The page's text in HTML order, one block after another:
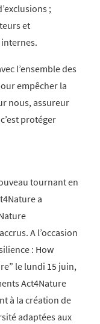
;
et
l’ensemble des
empêcher la
nous, assureur
protéger
tournant en
a
A l’occasion
: How
le lundi 15 juin,
Act4Nature
à la création de
adaptées aux